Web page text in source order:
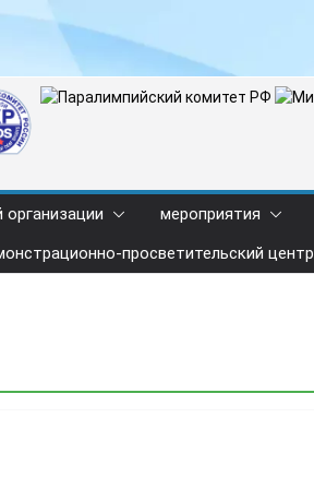
мероприятия
просветительский центр